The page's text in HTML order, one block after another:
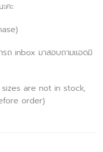
คะ
รถ inbox มาสอบถามแอดมิ
are not in stock,
order)